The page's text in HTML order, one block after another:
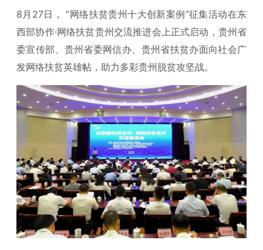
8月27日， “网络扶贫贵州十大创新案例”征集活动在东
西部协作·网络扶贫贵州交流推进会上正式启动，贵州省
委宣传部、贵州省委网信办、贵州省扶贫办面向社会广
发网络扶贫英雄帖，助力多彩贵州脱贫攻坚战。